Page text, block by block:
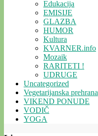
Edukacija
EMISIJE
GLAZBA
HUMOR
Kultura
KVARNER.info
Mozaik
RARITETI !
UDRUGE
Uncategorized
Vegetarijanska prehrana
VIKEND PONUDE
VODIČ
YOGA